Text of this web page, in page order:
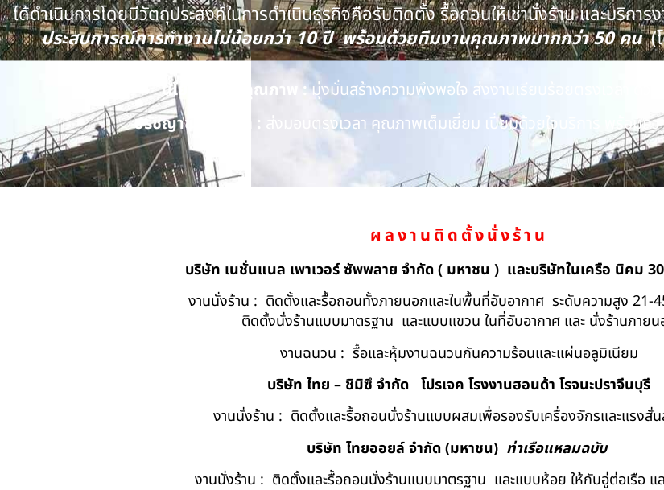
ได้ดำเนินการโดยมีวัตถุประสงค์ในการดำเนินธุรกิจคือรับติดตั้ง รื้อถอนให้เช่านั่งร้าน และบริก
ประสบการณ์การทำงานไม่น้อยกว่า 10 ปี พร้อมด้วยทีมงานคุณภาพมากกว่า 50 คน(
นโยบายด้านคุณภาพ :มุ่งมั่นสร้างความพึงพอใจ ส่งงานเรียบร้อยตรงเวลา ด้
ปรัชญาของบริษัท :
ส่งมอบตรงเวลา คุณภาพเต็มเยี่ยม เปี่ยมด้วยใจบริการ พร้อมคว
ผลงานติดตั้งนั่งร้าน
บริษัท เนชั่นแนล เพาเวอร์ ซัพพลาย จำกัด ( มหาชน ) และบริษัทในเครือ นิคม
งานนั่งร้าน : ติดตั้งและรื้อถอนทั้งภายนอกและในพื้นที่อับอากาศ ระดับความสูง 21-
ติดตั้งนั่งร้านแบบมาตรฐาน และแบบแขวน ในที่อับอากาศ และ นั่งร้านภาย
งานฉนวน : รื้อและหุ้มงานฉนวนกันความร้อนและแผ่นอลูมิเนียม
บริษัท ไทย – ชิมิซึ จำกัด โปรเจค โรงงานฮอนด้า โรจนะปราจีนบุรี
งานนั่งร้าน : ติดตั้งและรื้อถอนนั่งร้านแบบผสมเพื่อรองรับเครื่องจักรและแรงสั่น
บริษัท ไทยออยล์ จํากัด (มหาชน) ท่าเรือแหลมฉบับ
งานนั่งร้าน : ติดตั้งและรื้อถอนนั่งร้านแบบมาตรฐาน และแบบห้อย ให้กับอู่ต่อเรือ แ